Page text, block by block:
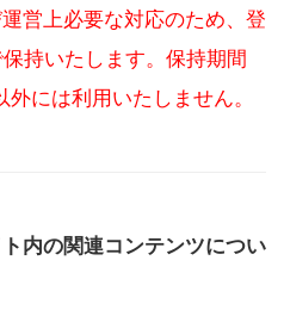
営上必要な対応のため、登
持いたします。保持期間
には利用いたしません。
内の関連コンテンツについ